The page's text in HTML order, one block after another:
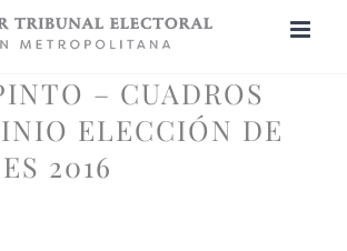
– CUADROS
ELECCIÓN DE
2016